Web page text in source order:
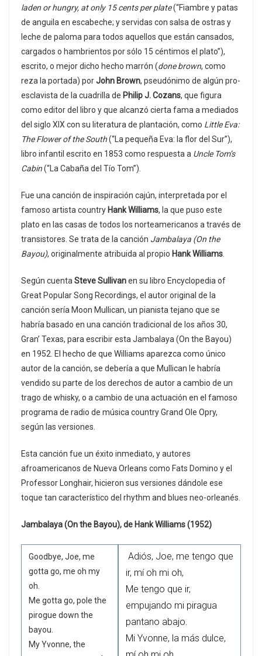
laden or hungry, at only 15 cents per plate(“Fiambre y patas
de anguila en escabeche; y servidas con salsa de ostras y
leche de paloma para todos aquellos que están cansados,
cargados o hambrientos por sólo 15 céntimos el plato”),
escrito, o mejor dicho hecho marrón (done brown, como
reza la portada) porJohn Brown, pseudónimo de algún pro-
esclavista de la cuadrilla de Philip J. Cozans, que figura
como editor del libro y que alcanzó cierta fama a mediados
del siglo XIX con su literatura de plantación, como Little Eva:
The Flower of the South(“La pequeña Eva: la flor del Sur”),
libro infantil escrito en 1853 como respuesta a Uncle Tom’s
Cabin(“La Cabaña del Tío Tom”).
Fue una canción de inspiración cajún, interpretada por el
famoso artista country Hank Williams, la que puso este
plato en las casas de todos los norteamericanos a través de
transistores. Se trata de la canción Jambalaya (On the
Bayou), originalmente atribuida al propio Hank Williams.
Según cuentaSteve Sullivanen su libro Encyclopedia of
Great Popular Song Recordings, el autor original de la
canción sería Moon Mullican, un pianista tejano que se
habría basado en una canción tradicional de los años 30,
Gran’ Texas, para escribir esta Jambalaya (On the Bayou)
en 1952. El hecho de que Williams aparezca como único
autor de la canción, se debería a que Mullican le habría
vendido su parte de los derechos de autor a cambio de un
trago de whisky, o a cambio de una actuación en el famoso
programa de radio de música country Grand Ole Opry,
según las versiones.
Esta canción fue un éxito inmediato, y autores
afroamericanos de Nueva Orleans como Fats Domino y el
Professor Longhair, hicieron sus versiones dándole ese
toque tan característico del rhythm and blues neo-orleanés.
Jambalaya (On the Bayou), de Hank Williams (1952)
Goodbye, Joe, me
gotta go, me oh my
oh.
Me gotta go, pole the
pirogue down the
bayou.
My Yvonne, the
Adiós, Joe, me tengo que
ir, mí oh mi oh,
Me tengo que ir,
empujando mi piragua
pantano abajo.
Mi Yvonne, la más dulce,